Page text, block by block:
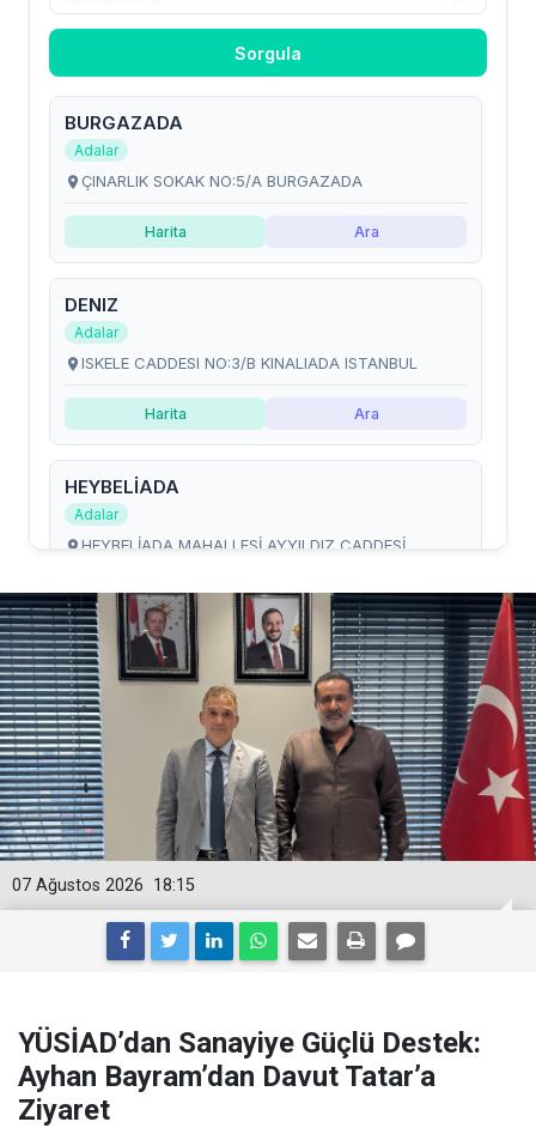
18:15
07 Ağustos 2026
YÜSİAD’dan Sanayiye Güçlü Destek:
Ayhan Bayram’dan Davut Tatar’a
Ziyaret